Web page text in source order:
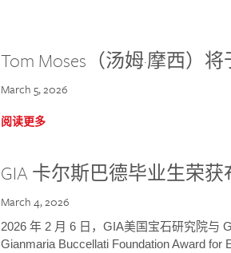
Tom Moses（汤姆·摩西）
March 5, 2026
阅读更多
GIA 卡尔斯巴德毕业生荣
March 4, 2026
2026 年 2 月 6 日，GIA美国宝石研究院与
Gianmaria Buccellati Foundation Award